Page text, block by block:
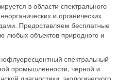
в области спектрального
и органических
Предоставляем бесплатные
любых объектов природного и
спектральный
промышленности, черной и
диагностики, экологического